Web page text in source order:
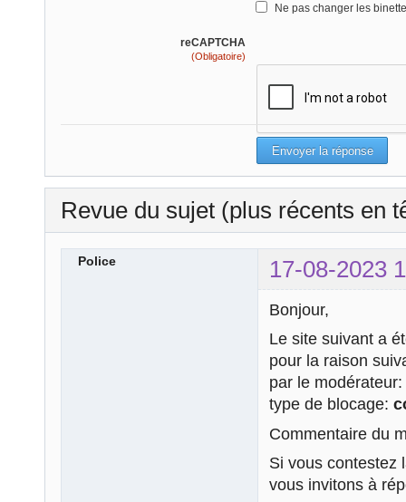
Ne pas changer les
reCAPTCHA
(Obligatoire)
Revue du sujet (plus récents en
Police 17-08-2023
Bonjour,
Le site suivant a
pour la raison
par le modérateur:
type de blocage:
Commentaire du
Si vous contestez
vous invitons à